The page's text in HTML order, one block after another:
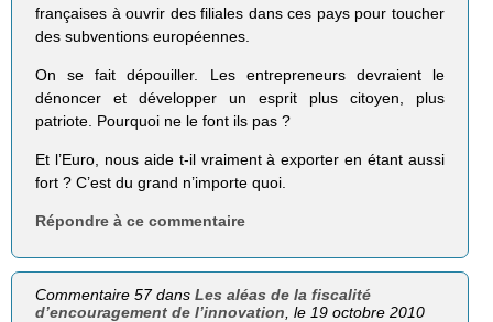
françaises à ouvrir des filiales dans ces pays pour toucher
des subventions européennes.
On se fait dépouiller. Les entrepreneurs devraient le
dénoncer et développer un esprit plus citoyen, plus
patriote. Pourquoi ne le font ils pas ?
Et l’Euro, nous aide t-il vraiment à exporter en étant aussi
fort ? C’est du grand n’importe quoi.
Répondre à ce commentaire
Commentaire 57 dansLes aléas de la fiscalité
d’encouragement de l’innovation , le 19 octobre 2010